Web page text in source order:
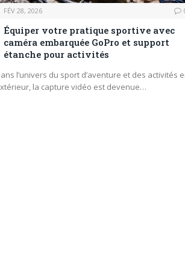
FÉV 28, 2026
Équiper votre pratique sportive avec
caméra embarquée GoPro et support
étanche pour activités
l’univers du sport d’aventure et des activités
la capture vidéo est devenue…